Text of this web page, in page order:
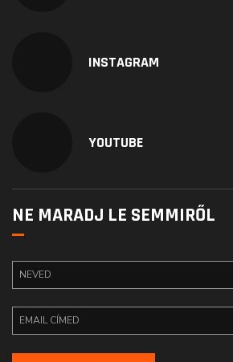
INSTAGRAM
YOUTUBE
NE MARADJ LE SEMMIRŐL